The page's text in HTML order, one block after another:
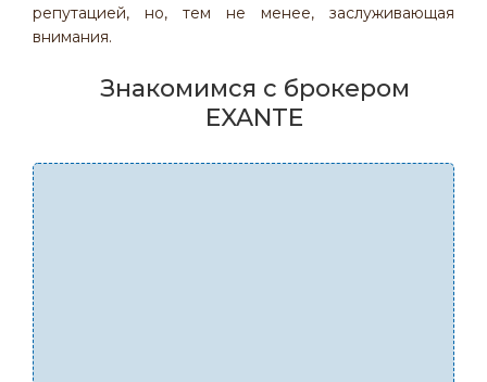
репутацией, но, тем не менее, заслуживающая
внимания.
Знакомимся с брокером
EXANTE